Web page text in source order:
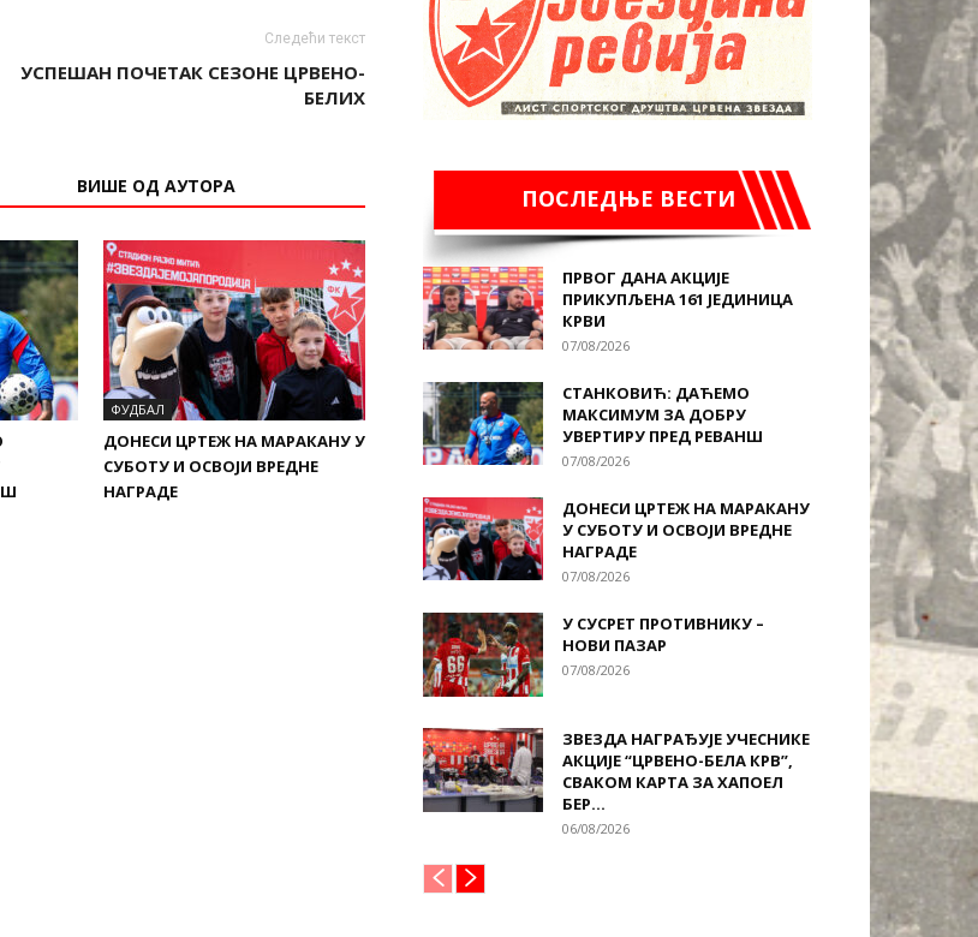
Следећи текст
УСПЕШАН ПОЧЕТАК СЕЗОНЕ ЦРВЕНО-
БЕЛИХ
ВИШЕ ОД АУТОРА
ФУДБАЛ
ДОНЕСИ ЦРТЕЖ НА МАРАКАНУ У
СУБОТУ И ОСВОЈИ ВРЕДНЕ
НАГРАДЕ
ПОСЛЕДЊЕ ВЕСТИ
ПРВОГ ДАНА АКЦИЈЕ
ПРИКУПЉЕНА 161 ЈЕДИНИЦА
КРВИ
07/08/2026
СТАНКОВИЋ: ДАЋЕМО
МАКСИМУМ ЗА ДОБРУ
УВЕРТИРУ ПРЕД РЕВАНШ
07/08/2026
ДОНЕСИ ЦРТЕЖ НА МАРАКАНУ
У СУБОТУ И ОСВОЈИ ВРЕДНЕ
НАГРАДЕ
07/08/2026
У СУСРЕТ ПРОТИВНИКУ –
НОВИ ПАЗАР
07/08/2026
ЗВЕЗДА НАГРАЂУЈЕ УЧЕСНИКЕ
АКЦИЈЕ “ЦРВЕНО-БЕЛА КРВ”,
СВАКОМ КАРТА ЗА ХАПОЕЛ
БЕР...
06/08/2026